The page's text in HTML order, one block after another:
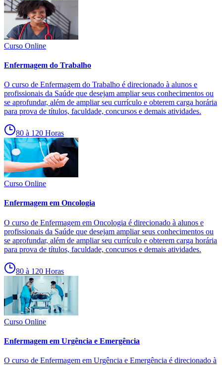
Curso Online
Enfermagem do Trabalho
O curso de Enfermagem do Trabalho é direcionado à alunos e
profissionais da Saúde que desejam ampliar seus conhecimentos ou
se aprofundar, além de ampliar seu currículo e obterem carga horária
para prova de títulos, faculdade, concursos e demais atividades.
80 à 120 Horas
Curso Online
Enfermagem em Oncologia
O curso de Enfermagem em Oncologia é direcionado à alunos e
profissionais da Saúde que desejam ampliar seus conhecimentos ou
se aprofundar, além de ampliar seu currículo e obterem carga horária
para prova de títulos, faculdade, concursos e demais atividades.
80 à 120 Horas
Curso Online
Enfermagem em Urgência e Emergência
O curso de Enfermagem em Urgência e Emergência é direcionado à